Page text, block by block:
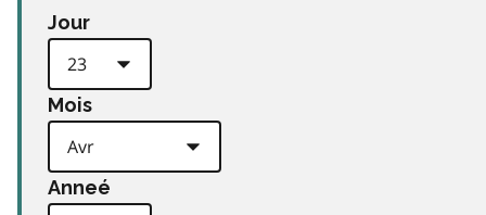
Jour
Mois
Anneé